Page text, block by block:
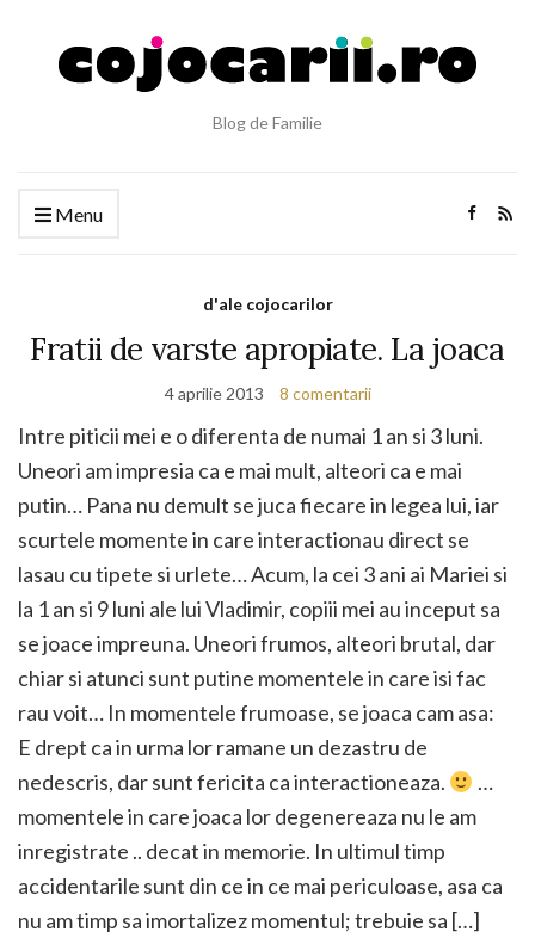
Blog de Familie
Menu
d'ale cojocarilor
Fratii de varste apropiate. La joaca
4 aprilie 2013 8 comentarii
Intre piticii mei e o diferenta de numai 1 an si 3 luni.
Uneori am impresia ca e mai mult, alteori ca e mai
putin… Pana nu demult se juca fiecare in legea lui, iar
scurtele momente in care interactionau direct se
lasau cu tipete si urlete… Acum, la cei 3 ani ai Mariei si
la 1 an si 9 luni ale lui Vladimir, copiii mei au inceput sa
se joace impreuna. Uneori frumos, alteori brutal, dar
chiar si atunci sunt putine momentele in care isi fac
rau voit… In momentele frumoase, se joaca cam asa:
E drept ca in urma lor ramane un dezastru de
nedescris, dar sunt fericita ca interactioneaza.
…
momentele in care joaca lor degenereaza nu le am
inregistrate .. decat in memorie. In ultimul timp
accidentarile sunt din ce in ce mai periculoase, asa ca
nu am timp sa imortalizez momentul; trebuie sa […]